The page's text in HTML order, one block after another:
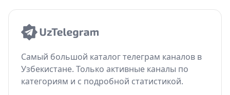
Самый большой каталог телеграм каналов в
Узбекистане. Только активные каналы по
категориям и с подробной статистикой.